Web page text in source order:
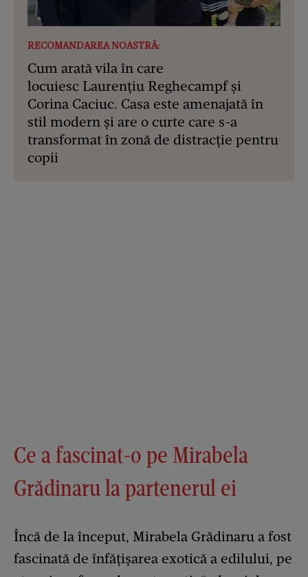
RECOMANDAREA NOASTRĂ:
Cum arată vila în care
locuiesc Laurențiu Reghecampf și
Corina Caciuc. Casa este amenajată în
stil modern și are o curte care s-a
transformat în zonă de distracție pentru
copii
Ce a fascinat-o pe Mirabela
Grădinaru la partenerul ei
Încă de la început, Mirabela Grădinaru a fost
fascinată de înfățișarea exotică a edilului, pe